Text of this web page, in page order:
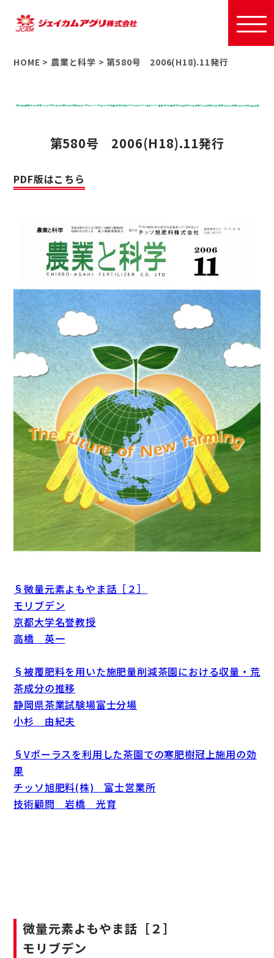
HOME > 農業と科学 >第580号 2006(H18).11発行
第580号 2006(H18).11発行
PDF版はこちら
§微量元素よもやま話［２］
モリブデン
京都大学名誉教授
高橋 英一
§被覆肥料を用いた施肥量削減茶園における収量・荒
茶成分の推移
静岡県茶業試験場富士分場
小杉 由紀夫
§Vポーラスを利用した茶園での寒肥樹冠上施用の効
果
チッソ旭肥料(株) 富士営業所
技術顧問 岩橋 光育
微量元素よもやま話［２］
モリブデン